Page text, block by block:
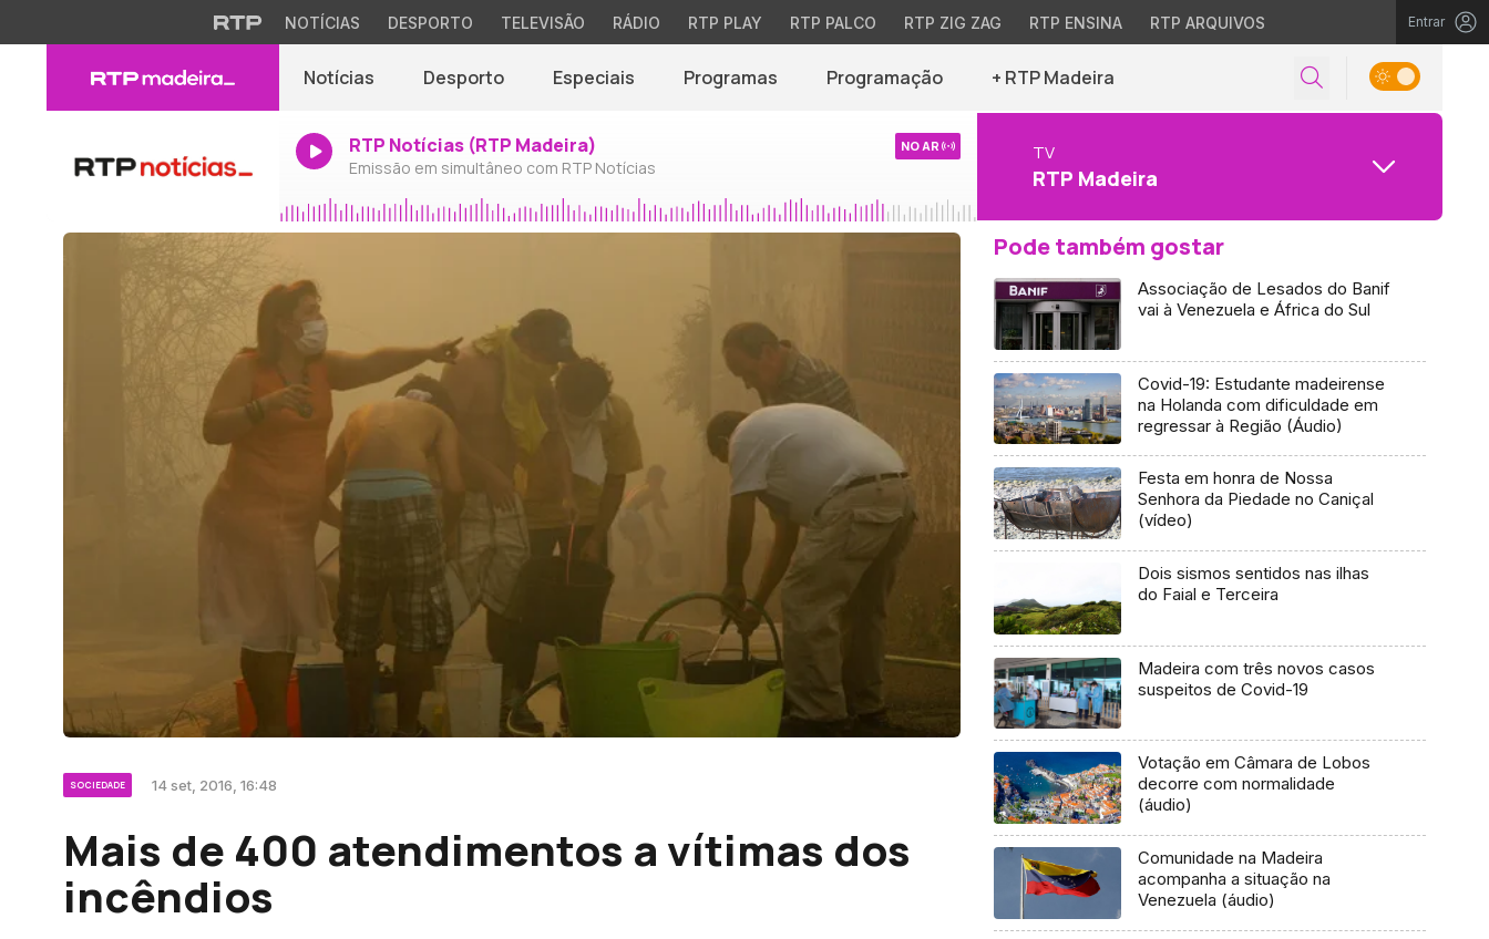
NOTÍCIAS DESPORTO TELEVISÃO RÁDIO RTP PLAY RTP PALCO RTP ZIG ZAG RTP ENSINA RTP ARQUIVOS Entrar
Notícias Desporto Especiais Programas Programação + RTP Madeira
RTP Notícias (RTP Madeira)
Emissão em simultâneo com RTP Notícias
NO AR TV
RTP Madeira
SOCIEDADE 14 set, 2016, 16:48
Mais de 400 atendimentos a vítimas dos
incêndios
Pode também gostar
Associação de Lesados do Banif
vai à Venezuela e África do Sul
Covid-19: Estudante madeirense
na Holanda com dificuldade em
regressar à Região (Áudio)
Festa em honra de Nossa
Senhora da Piedade no Caniçal
(vídeo)
Dois sismos sentidos nas ilhas
do Faial e Terceira
Madeira com três novos casos
suspeitos de Covid-19
Votação em Câmara de Lobos
decorre com normalidade
(áudio)
Comunidade na Madeira
acompanha a situação na
Venezuela (áudio)